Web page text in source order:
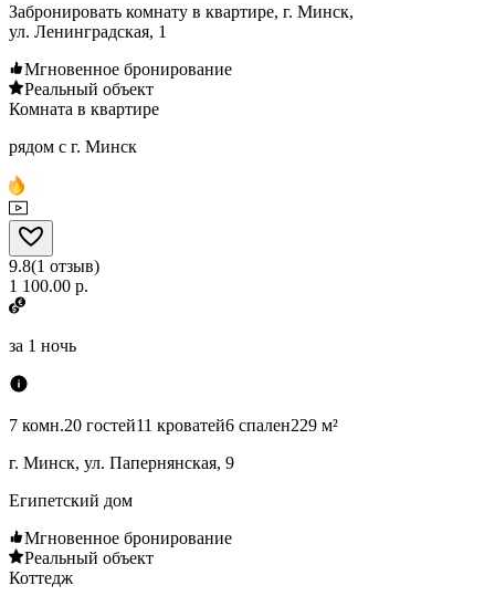
Забронировать комнату в квартире, г. Минск,
ул. Ленинградская, 1
Мгновенное бронирование
Реальный объект
Комната в квартире
рядом с г. Минск
9.8(1 отзыв)
1 100.00 р.
за 1 ночь
7 комн.20 гостей11 кроватей6 спален229 м²
г. Минск, ул. Папернянская, 9
Египетский дом
Мгновенное бронирование
Реальный объект
Коттедж